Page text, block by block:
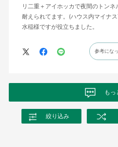
リ二重＋アイホッカで夜間のトン
耐えられてます。(ハウス内マイナ
水稲様ですが役立ちました。
参考にな
もっ
絞り込み